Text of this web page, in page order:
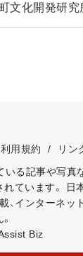
文化開発研究
利用規約 /
リン
る記事や写真
ています。
日
、インターネッ
Biz